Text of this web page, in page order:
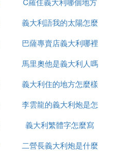
月都可對絨布窗簾進行清
很多針對牆布以及窗簾
布清潔來說，絕對是好幫
灰塵，在調成蒸汽模式重
簾沾染到污漬且面積較
清潔。那就需要對窗簾進
義大利語我的太陽怎麼
寫
巴薩專賣店義大利哪裡
有
馬里奧他是義大利人嗎
法語怎麼說
義大利住的地方怎麼樣
李雲龍的義大利炮是怎
麼發射
義大利繁體字怎麼寫
二營長義大利炮是什麼